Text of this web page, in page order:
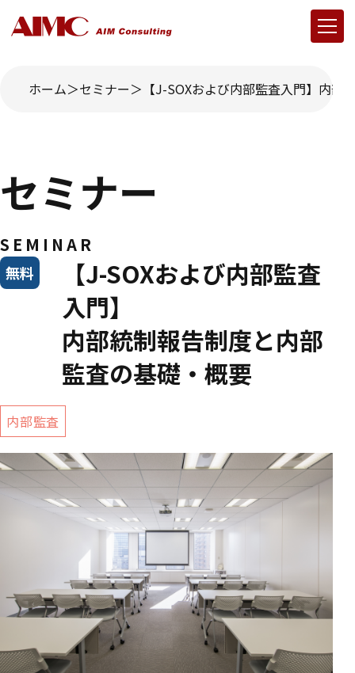
ホーム セミナー 【J-SOXおよび内部監査入門】内
セミナー
SEMINAR
【J-SOXおよび内部監査
入門】
内部統制報告制度と内部
監査の基礎・概要
無料
内部監査